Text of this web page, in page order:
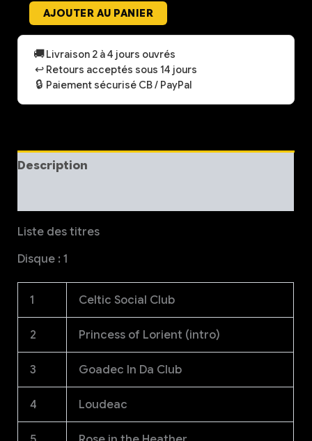
quantité
de
Inventory
Vinyle
double
album
AJOUTER AU PANIER
🚚 Livraison 2 à 4 jours ouvrés
↩️ Retours acceptés sous 14 jours
🔒 Paiement sécurisé CB / PayPal
Description
Liste des titres
Disque : 1
1 Celtic Social Club
2 Princess of Lorient (intro)
3 Goadec In Da Club
4 Loudeac